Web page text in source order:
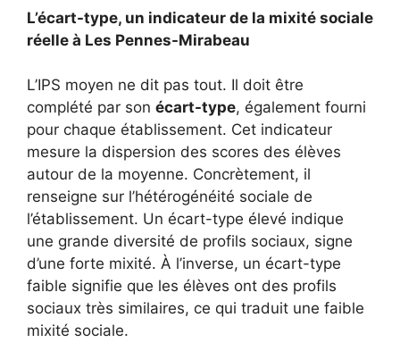
L’écart-type, un indicateur de la mixité sociale
réelle à Les Pennes-Mirabeau
L’IPS moyen ne dit pas tout. Il doit être
complété par son écart-type, également fourni
pour chaque établissement. Cet indicateur
mesure la dispersion des scores des élèves
autour de la moyenne. Concrètement, il
renseigne sur l’hétérogénéité sociale de
l’établissement. Un écart-type élevé indique
une grande diversité de profils sociaux, signe
d’une forte mixité. À l’inverse, un écart-type
faible signifie que les élèves ont des profils
sociaux très similaires, ce qui traduit une faible
mixité sociale.